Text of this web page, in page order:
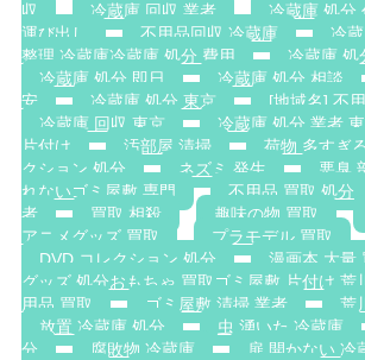
収
冷蔵庫 回収 業者 冷蔵庫 処分
運び出し
不用品回収 冷蔵庫 冷
整理 冷蔵庫冷蔵庫 処分 費用
冷蔵庫 処
冷蔵庫 処分 即日
冷蔵庫 処分 相談
安
冷蔵庫 処分 東京
[地域名] 不
冷蔵庫 回収 東京
冷蔵庫 処分 業者
片付け
汚部屋 清掃 荷物 多すぎる
クション 処分
ネズミ 発生 悪臭
れないゴミ屋敷 専門
不用品 買取 処分
者
買取 相殺 趣味の物 買取
アニメグッズ 買取
プラモデル 買取
DVD コレクション 処分
漫画本 大量
グッズ 処分おもちゃ 買取ゴミ屋敷 片付け 荒
用品 買取
ゴミ屋敷 清掃 業者
荒
放置 冷蔵庫 処分
虫 湧いた 冷蔵庫
分
腐敗物 冷蔵庫 扉 開かない 冷